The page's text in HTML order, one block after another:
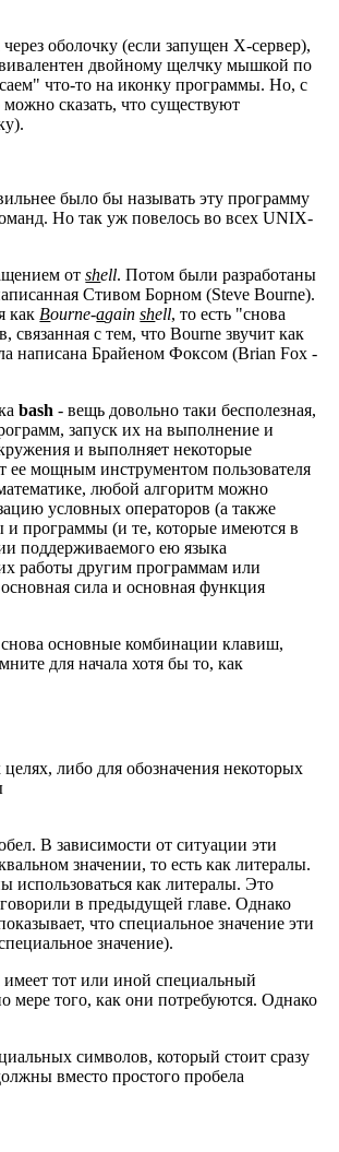
оболочку (если запущен X-сервер),
двойному щелчку мышкой по
что-то на иконку программы. Но, с
сказать, что существуют
было бы называть эту программу
Но так уж повелось во всех UNIX-
отshell. Потом были разработаны
Стивом Борном (Steve Bourne).
какBourne-againshell, то есть "снова
с тем, что Bourne звучит как
написана Брайеном Фоксом (Brian Fox -
bash - вещь довольно таки бесполезная,
запуск их на выполнение и
и выполняет некоторые
ее мощным инструментом пользователя
любой алгоритм можно
условных операторов (а также
и программы (и те, которые имеются в
поддерживаемого ею языка
работы другим программам или
сила и основная функция
основные комбинации клавиш,
для начала хотя бы то, как
либо для обозначения некоторых
В зависимости от ситуации эти
значении, то есть как литералы.
использоваться как литералы. Это
в предыдущей главе. Однако
что специальное значение эти
значение).
имеет тот или иной специальный
мере того, как они потребуются. Однако
символов, который стоит сразу
вместо простого пробела